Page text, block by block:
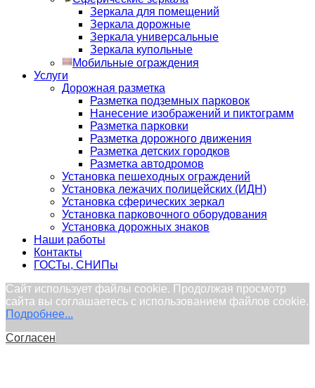
Зеркала для помещений
Зеркала дорожные
Зеркала универсальные
Зеркала купольные
Мобильные ограждения
Услуги
Дорожная разметка
Разметка подземных парковок
Нанесение изображений и пиктограмм
Разметка парковки
Разметка дорожного движения
Разметка детских городков
Разметка автодромов
Установка пешеходных ограждений
Установка лежачих полицейских (ИДН)
Установка сферических зеркал
Установка парковочного оборудования
Установка дорожных знаков
Наши работы
Контакты
ГОСТы, СНИПы
Сайт использует файлы cookie. Продолжая просмотр
сайта вы соглашаетесь с использованием файлов cookie.
Подробнее...
Согласен